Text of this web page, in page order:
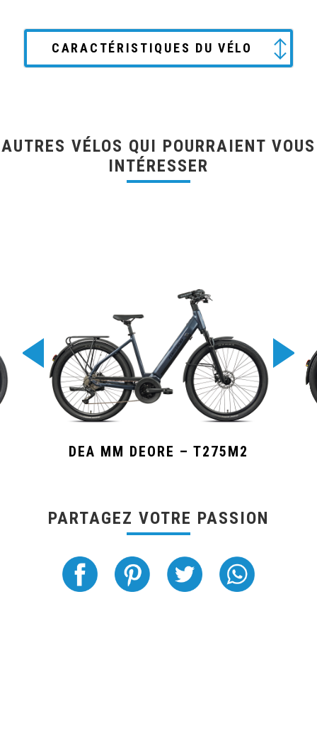
CARACTÉRISTIQUES DU VÉLO
AUTRES VÉLOS QUI POURRAIENT VOUS
INTÉRESSER
DEA MM DEORE – T275M2
PARTAGEZ VOTRE PASSION